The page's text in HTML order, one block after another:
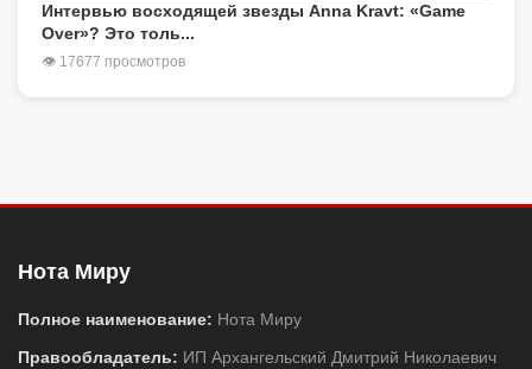
Интервью восходящей звезды Anna Kravt: «Game
Over»? Это толь...
👁 17677 просмотров
Нота Миру
Полное наименование: Нота Миру
Правообладатель: ИП Архангельский Дмитрий Николаевич